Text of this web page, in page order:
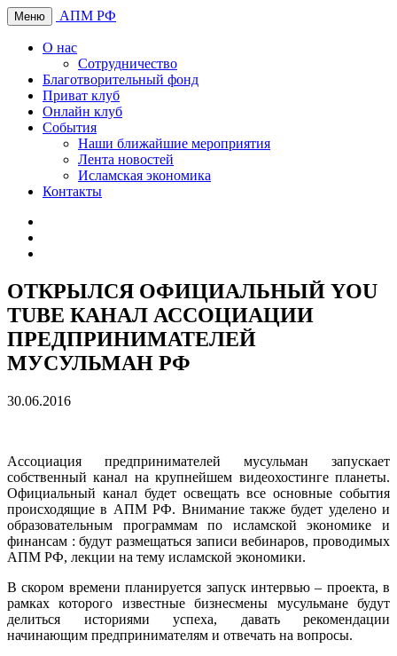
Меню АПМ РФ
О нас
Сотрудничество
Благотворительный фонд
Приват клуб
Онлайн клуб
События
Наши ближайшие мероприятия
Лента новостей
Исламская экономика
Контакты
ОТКРЫЛСЯ ОФИЦИАЛЬНЫЙ YOU
TUBE КАНАЛ АССОЦИАЦИИ
ПРЕДПРИНИМАТЕЛЕЙ
МУСУЛЬМАН РФ
30.06.2016
Ассоциация предпринимателей мусульман запускает
собственный канал на крупнейшем видеохостинге планеты.
Официальный канал будет освещать все основные события
происходящие в АПМ РФ. Внимание также будет уделено и
образовательным программам по исламской экономике и
финансам : будут размещаться записи вебинаров, проводимых
АПМ РФ, лекции на тему исламской экономики.
В скором времени планируется запуск интервью – проекта, в
рамках которого известные бизнесмены мусульмане будут
делиться историями успеха, давать рекомендации
начинающим предпринимателям и отвечать на вопросы.